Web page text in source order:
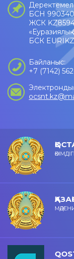
БСН
ЖСК
БСК
Байланыс:
+7 (7142)